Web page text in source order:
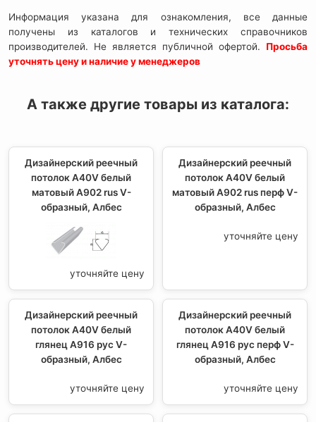
Информация указана для ознакомления, все данные
получены из каталогов и технических справочников
производителей. Не является публичной офертой. Просьба
уточнять цену и наличие у менеджеров
А также другие товары из каталога:
Дизайнерский реечный
потолок A40V белый
матовый A902 rus V-
образный, Албес
уточняйте цену
Дизайнерский реечный
потолок A40V белый
матовый A902 rus перф V-
образный, Албес
уточняйте цену
Дизайнерский реечный
потолок A40V белый
глянец A916 рус V-
образный, Албес
уточняйте цену
Дизайнерский реечный
потолок A40V белый
глянец A916 рус перф V-
образный, Албес
уточняйте цену